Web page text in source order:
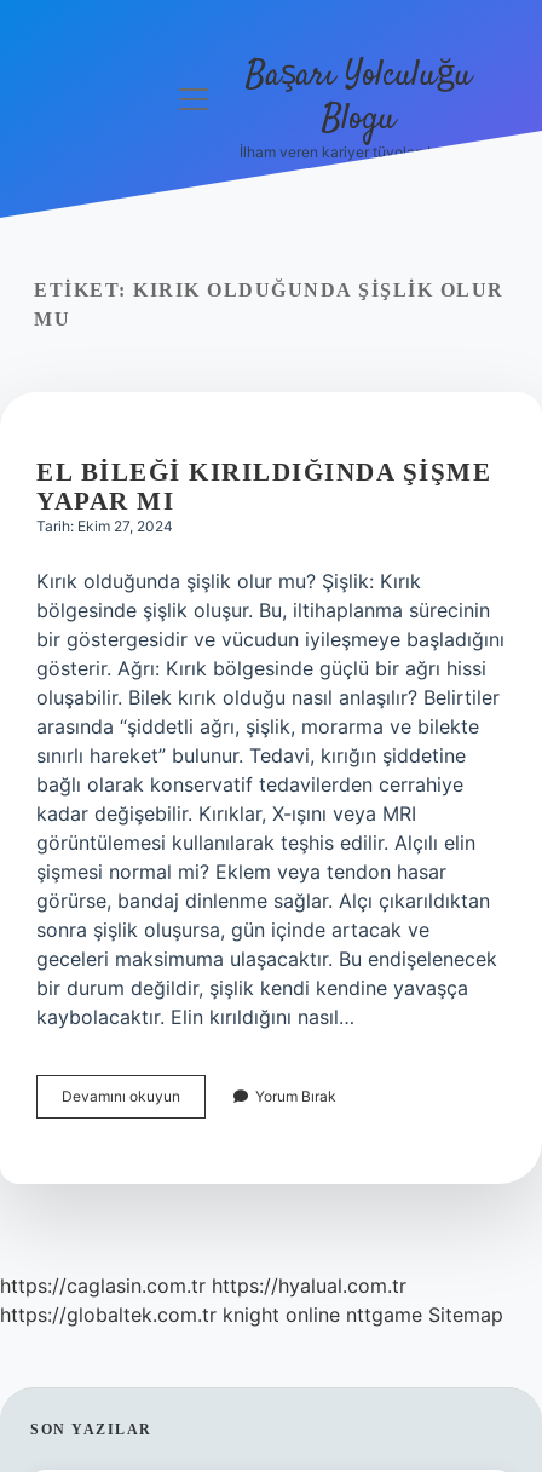
Yasal Uyarı
menüyüBaşarı Yolculuğu
Blogu
İlham veren kariyer tüyoları burada!
ETIKET: KIRIK OLDUĞUNDA ŞIŞLIK OLUR
MU
EL BILEĞI KIRILDIĞINDA ŞIŞME
YAPAR MI
Tarih: Ekim 27, 2024
Kırık olduğunda şişlik olur mu? Şişlik: Kırık
bölgesinde şişlik oluşur. Bu, iltihaplanma sürecinin
bir göstergesidir ve vücudun iyileşmeye başladığını
gösterir. Ağrı: Kırık bölgesinde güçlü bir ağrı hissi
oluşabilir. Bilek kırık olduğu nasıl anlaşılır? Belirtiler
arasında “şiddetli ağrı, şişlik, morarma ve bilekte
sınırlı hareket” bulunur. Tedavi, kırığın şiddetine
bağlı olarak konservatif tedavilerden cerrahiye
kadar değişebilir. Kırıklar, X-ışını veya MRI
görüntülemesi kullanılarak teşhis edilir. Alçılı elin
şişmesi normal mi? Eklem veya tendon hasar
görürse, bandaj dinlenme sağlar. Alçı çıkarıldıktan
sonra şişlik oluşursa, gün içinde artacak ve
geceleri maksimuma ulaşacaktır. Bu endişelenecek
bir durum değildir, şişlik kendi kendine yavaşça
kaybolacaktır. Elin kırıldığını nasıl…
Devamını okuyun
Bileği
Yapar
Yorum Bırak
https://caglasin.com.tr https://hyalual.com.tr
https://globaltek.com.tr knight online nttgame Sitemap
SIDEBAR
SON YAZILAR